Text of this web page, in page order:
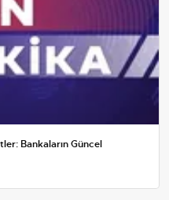
Bankaların Güncel